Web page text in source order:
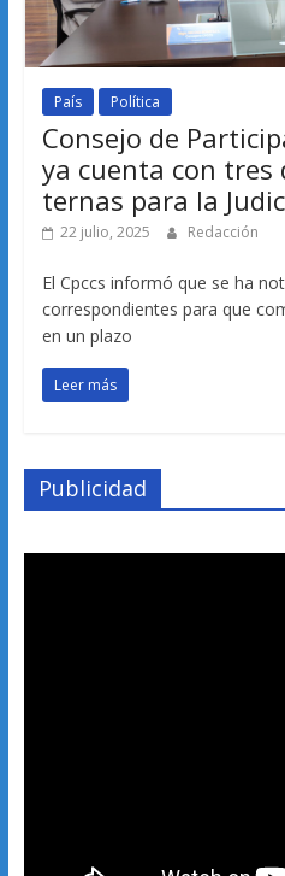
País Política
Consejo de
ya cuenta con tres
ternas para la
22 julio, 2025 Redacción
El Cpccs informó que se ha
correspondientes para que
en un plazo
Leer más
Publicidad